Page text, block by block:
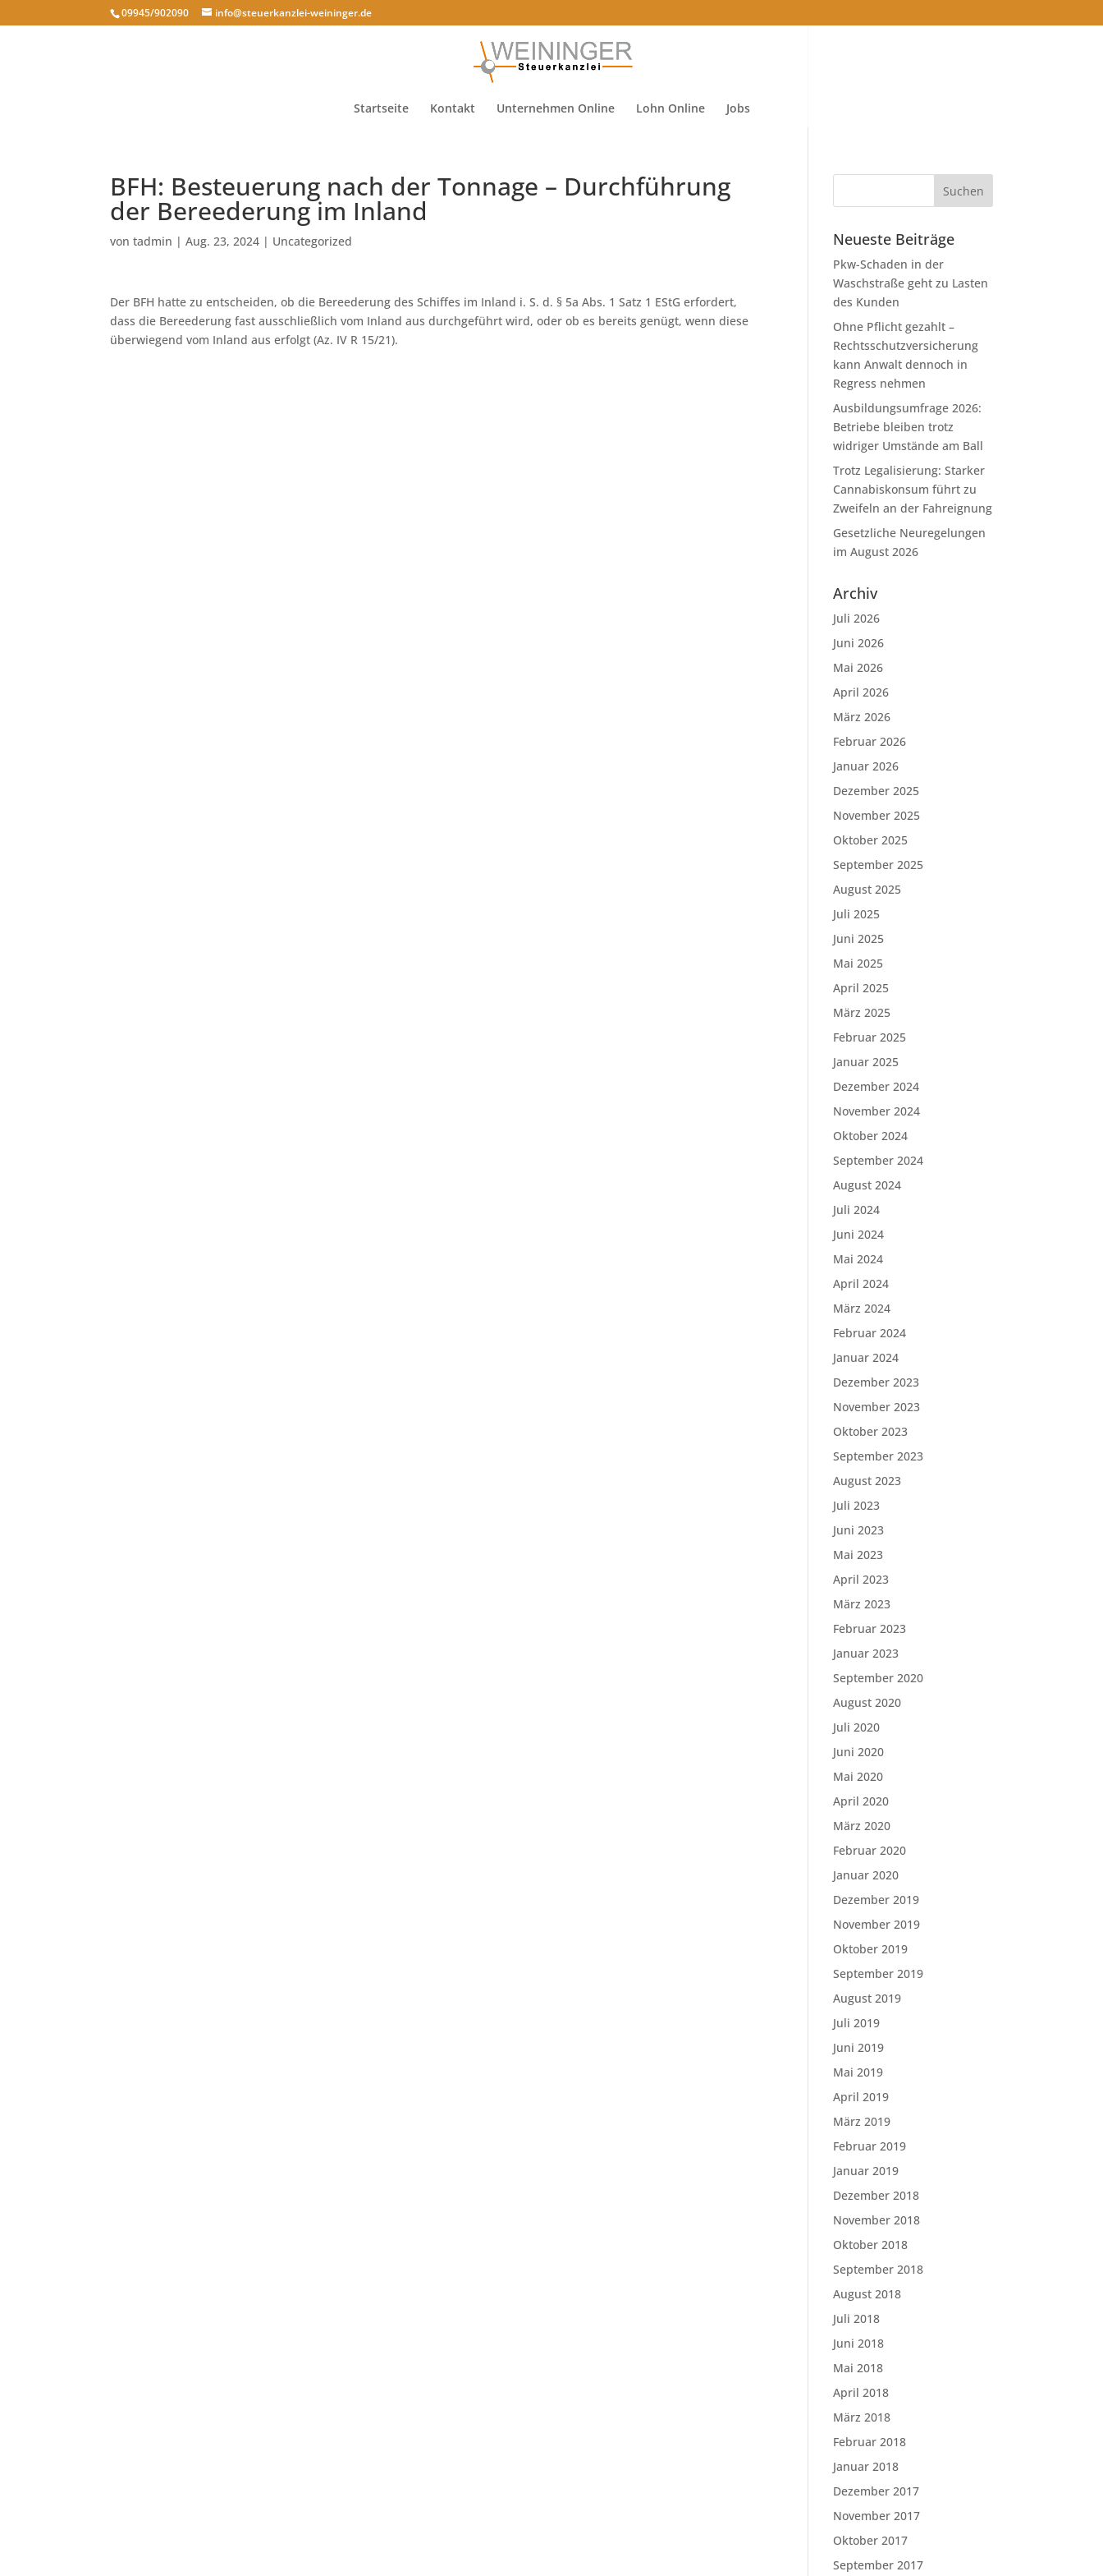
09945/902090 info@steuerkanzlei-weininger.de
Startseite Kontakt Unternehmen Online Lohn Online Jobs
BFH: Besteuerung nach der Tonnage – Durchführung
der Bereederung im Inland
vontadmin |Aug. 23, 2024 | Uncategorized
Der BFH hatte zu entscheiden, ob die Bereederung des Schiffes im Inland i. S. d. § 5a Abs. 1 Satz 1 EStG erfordert,
dass die Bereederung fast ausschließlich vom Inland aus durchgeführt wird, oder ob es bereits genügt, wenn diese
überwiegend vom Inland aus erfolgt (Az. IV R 15/21).
Neueste Beiträge
Pkw-Schaden in der
Waschstraße geht zu Lasten
des Kunden
Ohne Pflicht gezahlt –
Rechtsschutzversicherung
kann Anwalt dennoch in
Regress nehmen
Ausbildungsumfrage 2026:
Betriebe bleiben trotz
widriger Umstände am Ball
Trotz Legalisierung: Starker
Cannabiskonsum führt zu
Zweifeln an der Fahreignung
Gesetzliche Neuregelungen
im August 2026
Archiv
Juli 2026
Juni 2026
Mai 2026
April 2026
März 2026
Februar 2026
Januar 2026
Dezember 2025
November 2025
Oktober 2025
September 2025
August 2025
Juli 2025
Juni 2025
Mai 2025
April 2025
März 2025
Februar 2025
Januar 2025
Dezember 2024
November 2024
Oktober 2024
September 2024
August 2024
Juli 2024
Juni 2024
Mai 2024
April 2024
März 2024
Februar 2024
Januar 2024
Dezember 2023
November 2023
Oktober 2023
September 2023
August 2023
Juli 2023
Juni 2023
Mai 2023
April 2023
März 2023
Februar 2023
Januar 2023
September 2020
August 2020
Juli 2020
Juni 2020
Mai 2020
April 2020
März 2020
Februar 2020
Januar 2020
Dezember 2019
November 2019
Oktober 2019
September 2019
August 2019
Juli 2019
Juni 2019
Mai 2019
April 2019
März 2019
Februar 2019
Januar 2019
Dezember 2018
November 2018
Oktober 2018
September 2018
August 2018
Juli 2018
Juni 2018
Mai 2018
April 2018
März 2018
Februar 2018
Januar 2018
Dezember 2017
November 2017
Oktober 2017
September 2017